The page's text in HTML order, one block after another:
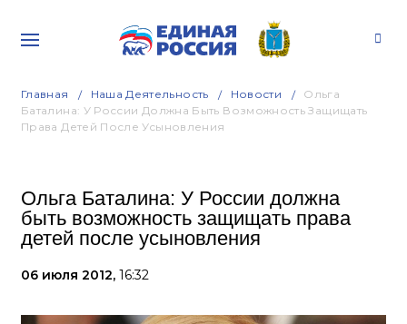
Главная Наша Деятельность Новости
Ольга
Баталина: У России Должна Быть Возможность Защищать
Права Детей После Усыновления
Ольга Баталина: У России должна
быть возможность защищать права
детей после усыновления
06 июля 2012, 16:32